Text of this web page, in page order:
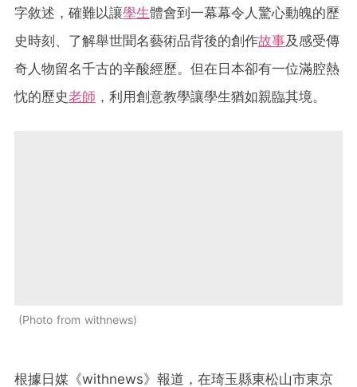
字敘述，確難以讓學生體會到一幕幕令人驚心動魄的歷
史時刻、了解舉世聞名藝術品背後的創作故事及感受傳
奇人物留名千古的辛酸經歷。但在日本卻有一位滿腔熱
忱的歷史老師 ，利用創意教學讓學生猶如親臨其境。
Photo from withnews
根據日媒《withnews》報道，在琦玉縣東松山市東京